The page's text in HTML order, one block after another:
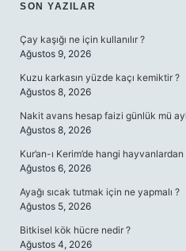
SIDEBAR
SON YAZILAR
Çay kaşığı ne için kullanılır ?
Ağustos 9, 2026
Kuzu karkasın yüzde kaçı kemiktir ?
Ağustos 8, 2026
Nakit avans hesap faizi günlük mü
Ağustos 8, 2026
Kur’an-ı Kerim’de hangi
Ağustos 6, 2026
Ayağı sıcak tutmak için ne yapmalı ?
Ağustos 5, 2026
Bitkisel kök hücre nedir ?
Ağustos 4, 2026